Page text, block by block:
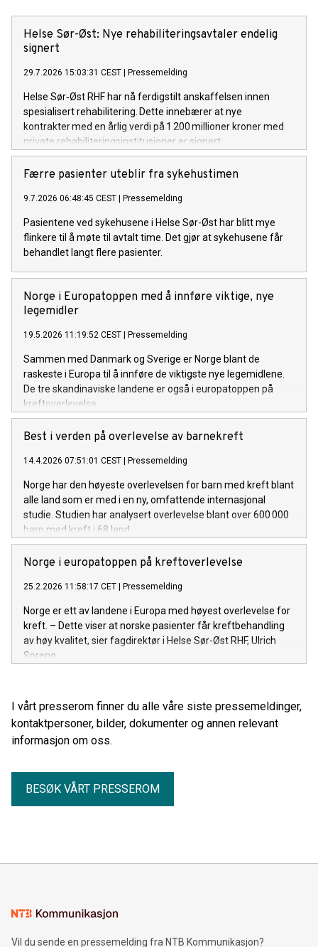
Helse Sør-Øst: Nye rehabiliteringsavtaler endelig
signert
29.7.2026 15:03:31 CEST Pressemelding
Helse Sør‑Øst RHF har nå ferdigstilt anskaffelsen innen
spesialisert rehabilitering. Dette innebærer at nye
kontrakter med en årlig verdi på 1 200 millioner kroner med
private rehabiliteringsinstitusjoner er signert.
Færre pasienter uteblir fra sykehustimen
9.7.2026 06:48:45 CEST Pressemelding
Pasientene ved sykehusene i Helse Sør-Øst har blitt mye
flinkere til å møte til avtalt time. Det gjør at sykehusene får
behandlet langt flere pasienter.
Norge i Europatoppen med å innføre viktige, nye
legemidler
19.5.2026 11:19:52 CEST Pressemelding
Sammen med Danmark og Sverige er Norge blant de
raskeste i Europa til å innføre de viktigste nye legemidlene.
De tre skandinaviske landene er også i europatoppen på
kreftoverlevelse.
Best i verden på overlevelse av barnekreft
14.4.2026 07:51:01 CEST Pressemelding
Norge har den høyeste overlevelsen for barn med kreft blant
alle land som er med i en ny, omfattende internasjonal
studie. Studien har analysert overlevelse blant over 600 000
barn med kreft i 68 land.
Norge i europatoppen på kreftoverlevelse
25.2.2026 11:58:17 CET Pressemelding
Norge er ett av landene i Europa med høyest overlevelse for
kreft. – Dette viser at norske pasienter får kreftbehandling
av høy kvalitet, sier fagdirektør i Helse Sør-Øst RHF, Ulrich
Spreng.
I vårt presserom finner du alle våre siste pressemeldinger,
kontaktpersoner, bilder, dokumenter og annen relevant
informasjon om oss.
BESØK VÅRT PRESSEROM
Vil du sende en pressemelding fra NTB Kommunikasjon?